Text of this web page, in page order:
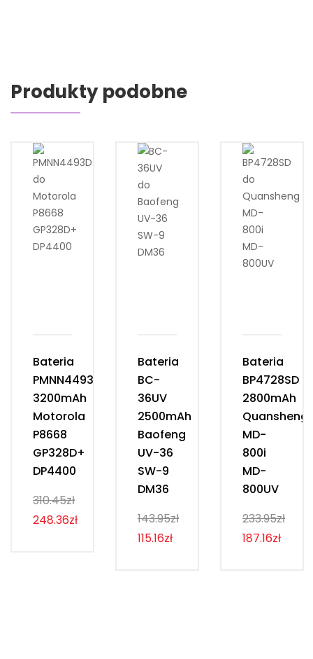
Produkty podobne
Bateria
PMNN4493D
3200mAh
Motorola
P8668
GP328D+
DP4400
310.45zł
248.36zł
Bateria
BC-
36UV
2500mAh
Baofeng
UV-36
SW-9
DM36
143.95zł
115.16zł
Bateria
BP4728SD
2800mAh
Quansheng
MD-
800i
MD-
800UV
233.95zł
187.16zł